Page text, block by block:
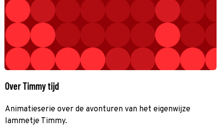
Over Timmy tijd
Animatieserie over de avonturen van het eigenwijze
lammetje Timmy.